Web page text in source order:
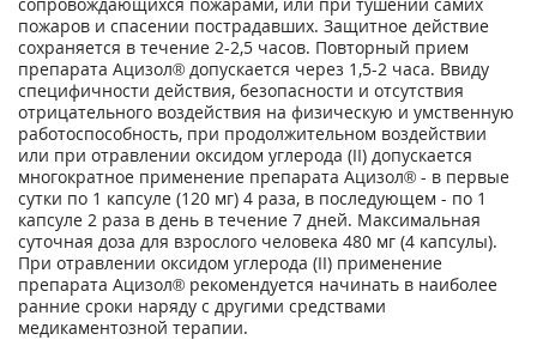
пожаров и спасении пострадавших. Защитное действие
сохраняется в течение 2-2,5 часов. Повторный прием
препарата Ацизол® допускается через 1,5-2 часа. Ввиду
специфичности действия, безопасности и отсутствия
отрицательного воздействия на физическую и умственную
работоспособность, при продолжительном воздействии
или при отравлении оксидом углерода (II) допускается
многократное применение препарата Ацизол® - в первые
сутки по 1 капсуле (120 мг) 4 раза, в последующем - по 1
капсуле 2 раза в день в течение 7 дней. Максимальная
суточная доза для взрослого человека 480 мг (4 капсулы).
При отравлении оксидом углерода (II) применение
препарата Ацизол® рекомендуется начинать в наиболее
ранние сроки наряду с другими средствами
медикаментозной терапии.